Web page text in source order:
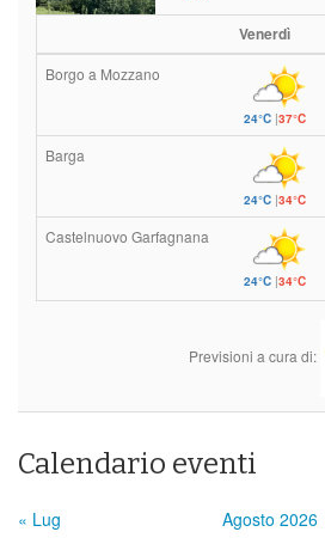
Venerdì
Borgo a Mozzano
24°C|37°C
Barga
24°C|34°C
Castelnuovo Garfagnana
24°C|34°C
Previsioni a cura di:
Calendario eventi
« Lug Agosto 2026